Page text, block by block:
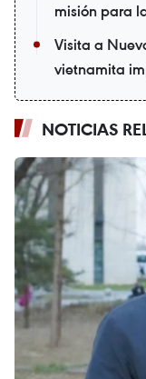
misión para
Visita a
vietnamita
NOTICIAS